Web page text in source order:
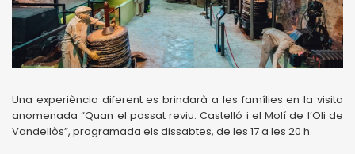
Una experiència diferent es brindarà a les famílies en la visita
anomenada “Quan el passat reviu: Castelló i el Molí de l’Oli de
Vandellòs”, programada els dissabtes, de les 17 a les 20 h.